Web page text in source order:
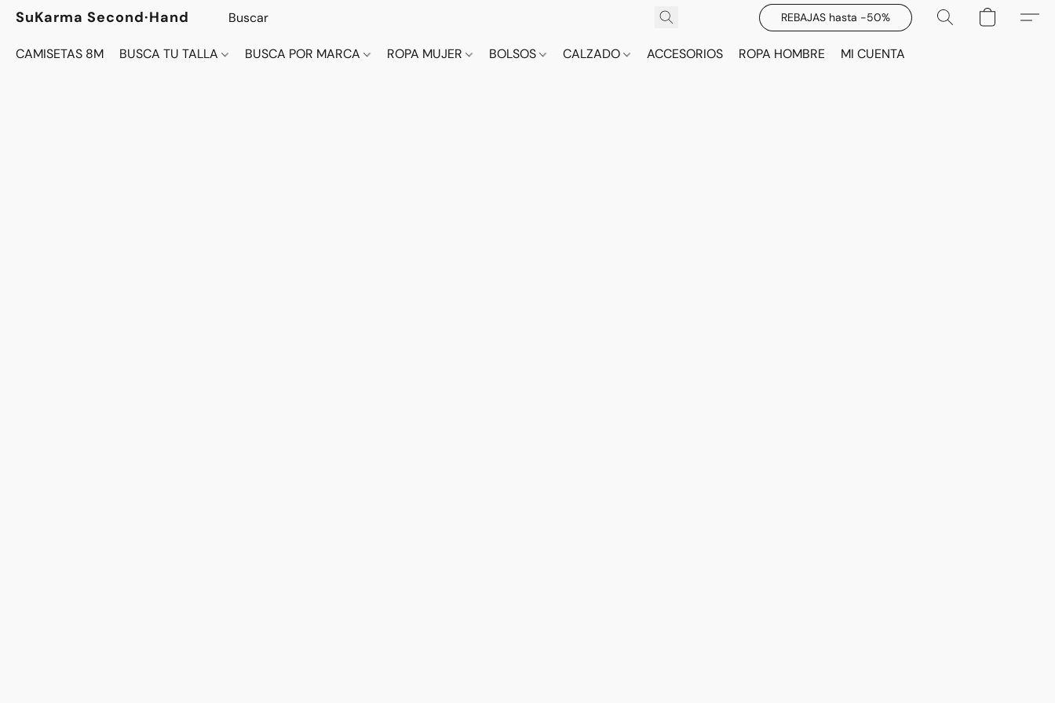
SuKarma Second·Hand REBAJAS hasta -50%
CAMISETAS 8M BUSCA TU TALLA BUSCA POR MARCA ROPA MUJER BOLSOS CALZADO ACCESORIOS ROPA HOMBRE MI CUENTA